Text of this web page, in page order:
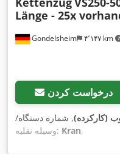
Gondelsheim ۴٬۱۴۷ km
Länge - 25x
درخواست کردن
(کارکرده), شماره دستگاه/
وسیله نقلیه: Kran,